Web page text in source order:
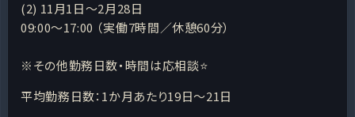
(2) 11月1日～2月28日
09:00～17:00 （実働7時間／休憩60分）
※その他勤務日数・時間は応相談⭐
平均勤務日数：1か月あたり19日～21日